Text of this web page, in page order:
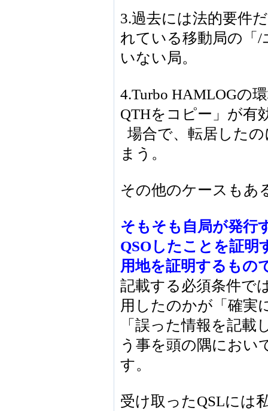
3.過去には法的要件
れている移動局の「
いない局。
4.Turbo HAMLOGの
QTHをコピー」が有
場合で、転居した
まう。
その他のケースもあ
そもそも自局が発行
QSOしたことを証明
用地を証明するもの
記載する必須条件で
用したのかが「確実
「誤った情報を記
う事を頭の隅におい
す。
受け取ったQSLには